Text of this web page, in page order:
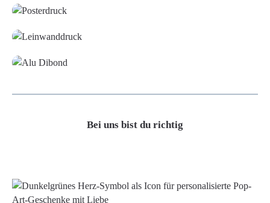
Bei uns bist du richtig